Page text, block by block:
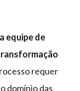
equipe de
requer
domínio das